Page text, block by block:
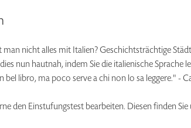
man nicht alles mit Italien? Geschichtsträchtige
nun hautnah, indem Sie die italienische Sprache
bel libro, ma poco serve a chi non lo sa leggere." -
den Einstufungstest bearbeiten. Diesen finden